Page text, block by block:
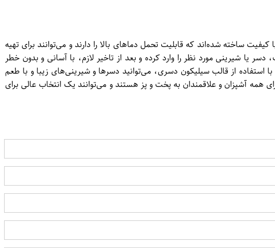
ساخته شده‌اند که قابلیت تحمل دماهای بالا را دارند و می‌توانند برای تهیه
شیرینی مورد نظر را وارد کرده و بعد از تاخیر لازم، با آسانی و بدون خطر
استفاده از قالب سیلیکون دسری، می‌توانید دسرها و شیرینی‌های زیبا و با طعم
همه آشپزان و علاقمندان به پخت و پز هستند و می‌توانند یک انتخاب عالی برای